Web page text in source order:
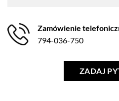
Zamówienie
794-036-750
ZADAJ